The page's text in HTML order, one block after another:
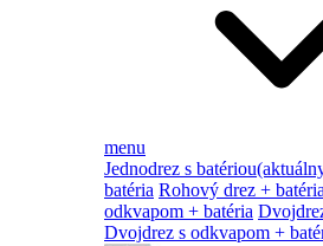
menu
Jednodrez s batériou
batéria Rohový drez + batéria
odkvapom + batéria
Dvojdrez s odkvapom +